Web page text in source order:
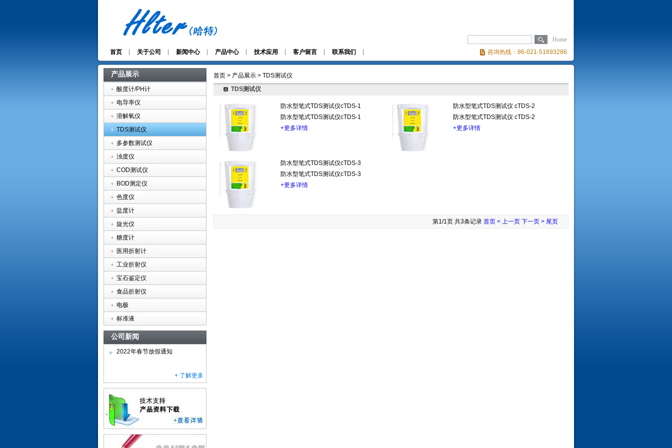
Home
首页
关于公司 新闻中心 产品中心 技术应用 客户留言 联系我们 咨询热线：86-021-51693286
产品展示
酸度计/PH计
电导率仪
溶解氧仪
TDS测试仪
多参数测试仪
浊度仪
COD测试仪
BOD测定仪
色度仪
盐度计
旋光仪
糖度计
医用折射计
工业折射仪
宝石鉴定仪
食品折射仪
电极
标准液
公司新闻
2022年春节放假通知
+ 了解更多
首页 > 产品展示 > TDS测试仪
TDS测试仪
防水型笔式TDS测试仪cTDS-1
防水型笔式TDS测试仪cTDS-1
+更多详情
防水型笔式TDS测试仪 cTDS-2
防水型笔式TDS测试仪 cTDS-2
+更多详情
防水型笔式TDS测试仪cTDS-3
防水型笔式TDS测试仪cTDS-3
+更多详情
第1/1页 共3条记录 首页 < 上一页 下一页 > 尾页